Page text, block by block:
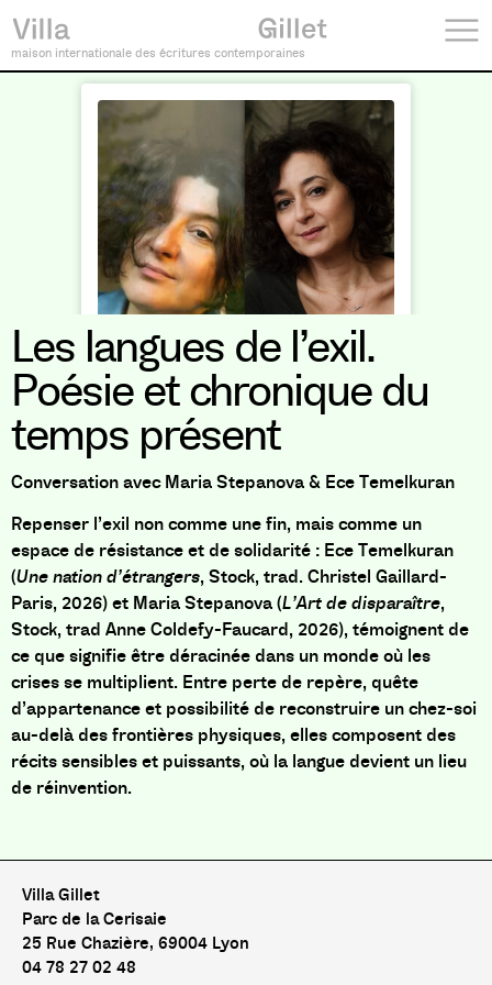
maison internationale des écritures contemporaines
Les langues de l’exil.
Poésie et chronique du
temps présent
Conversation avec Maria Stepanova & Ece Temelkuran
Repenser l’exil non comme une fin, mais comme un
espace de résistance et de solidarité : Ece Temelkuran
(Une nation d’étrangers, Stock, trad. Christel Gaillard-
Paris, 2026) et Maria Stepanova (L’Art de disparaître,
Stock, trad Anne Coldefy-Faucard, 2026), témoignent de
ce que signifie être déracinée dans un monde où les
crises se multiplient. Entre perte de repère, quête
d’appartenance et possibilité de reconstruire un chez-soi
au-delà des frontières physiques, elles composent des
récits sensibles et puissants, où la langue devient un lieu
de réinvention.
Villa Gillet
Parc de la Cerisaie
25 Rue Chazière, 69004 Lyon
04 78 27 02 48